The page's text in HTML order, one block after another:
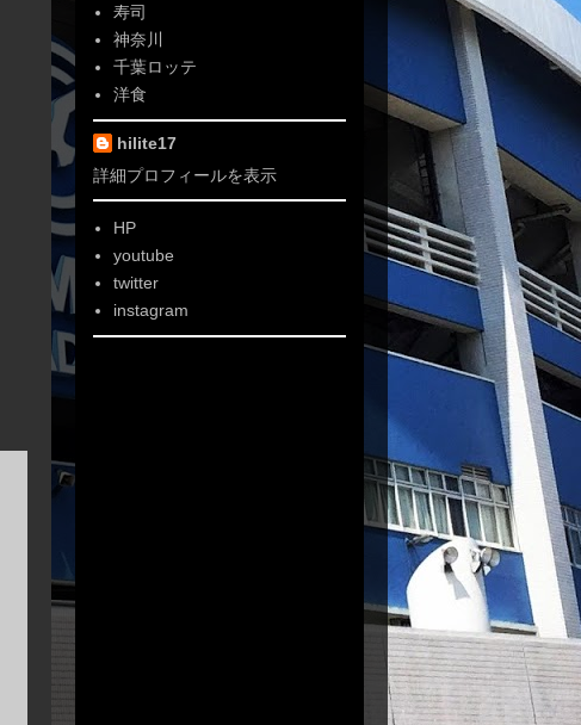
寿司
神奈川
千葉ロッテ
洋食
hilite17
詳細プロフィールを表示
HP
youtube
twitter
instagram